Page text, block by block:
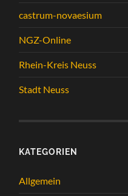
castrum-novaesium
NGZ-Online
Rhein-Kreis Neuss
Stadt Neuss
KATEGORIEN
Allgemein